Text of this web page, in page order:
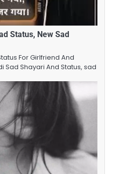
Status, New Sad
For Girlfriend And
Sad Shayari And Status, sad